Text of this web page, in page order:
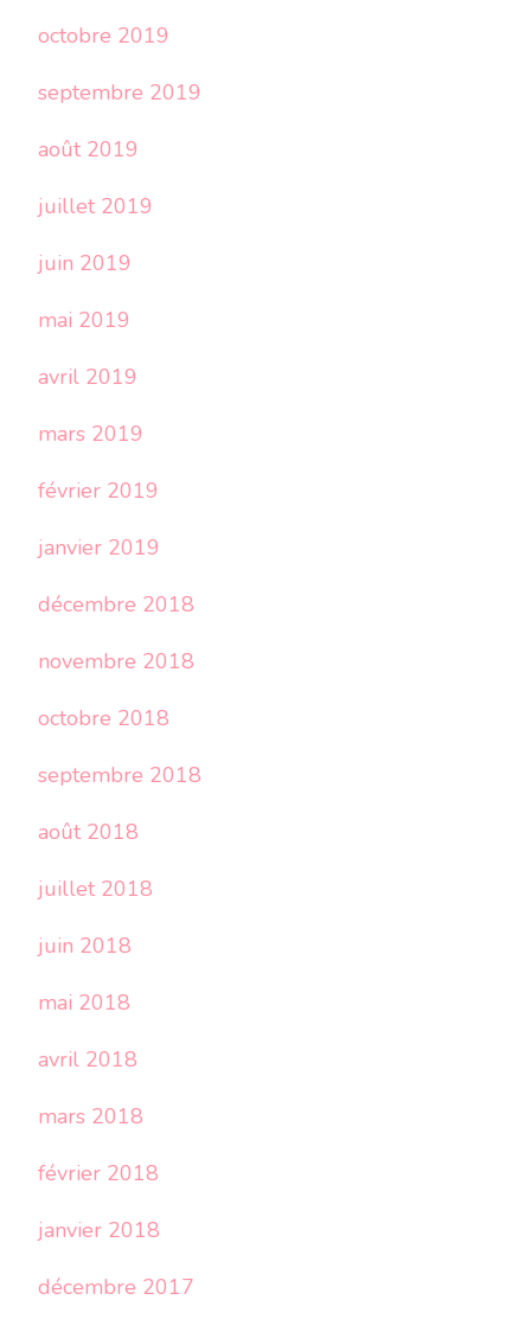
octobre 2019
septembre 2019
août 2019
juillet 2019
juin 2019
mai 2019
avril 2019
mars 2019
février 2019
janvier 2019
décembre 2018
novembre 2018
octobre 2018
septembre 2018
août 2018
juillet 2018
juin 2018
mai 2018
avril 2018
mars 2018
février 2018
janvier 2018
décembre 2017